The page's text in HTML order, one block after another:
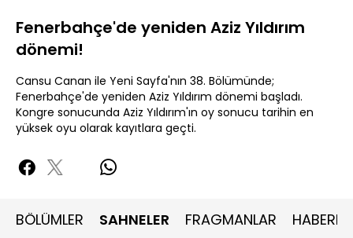
Fenerbahçe'de yeniden Aziz Yıldırım
dönemi!
Cansu Canan ile Yeni Sayfa'nın 38. Bölümünde;
Fenerbahçe'de yeniden Aziz Yıldırım dönemi başladı.
Kongre sonucunda Aziz Yıldırım'ın oy sonucu tarihin en
yüksek oyu olarak kayıtlara geçti.
BÖLÜMLER SAHNELER FRAGMANLAR